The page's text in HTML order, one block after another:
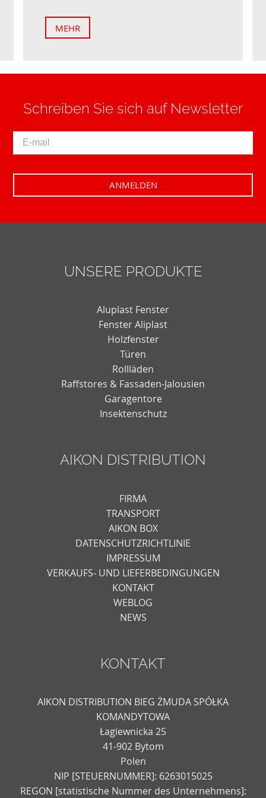
MEHR
Schreiben Sie sich auf Newsletter
UNSERE PRODUKTE
Aluplast Fenster
Fenster Aliplast
Holzfenster
Türen
Rollläden
Raffstores & Fassaden-Jalousien
Garagentore
Insektenschutz
AIKON DISTRIBUTION
FIRMA
TRANSPORT
AIKON BOX
DATENSCHUTZRICHTLINIE
IMPRESSUM
VERKAUFS- UND LIEFERBEDINGUNGEN
KONTAKT
WEBLOG
NEWS
KONTAKT
AIKON DISTRIBUTION BIEG ŻMUDA SPÓŁKA
KOMANDYTOWA
Łagiewnicka 25
41-902 Bytom
Polen
NIP [STEUERNUMMER]: 6263015025
REGON [statistische Nummer des Unternehmens]: